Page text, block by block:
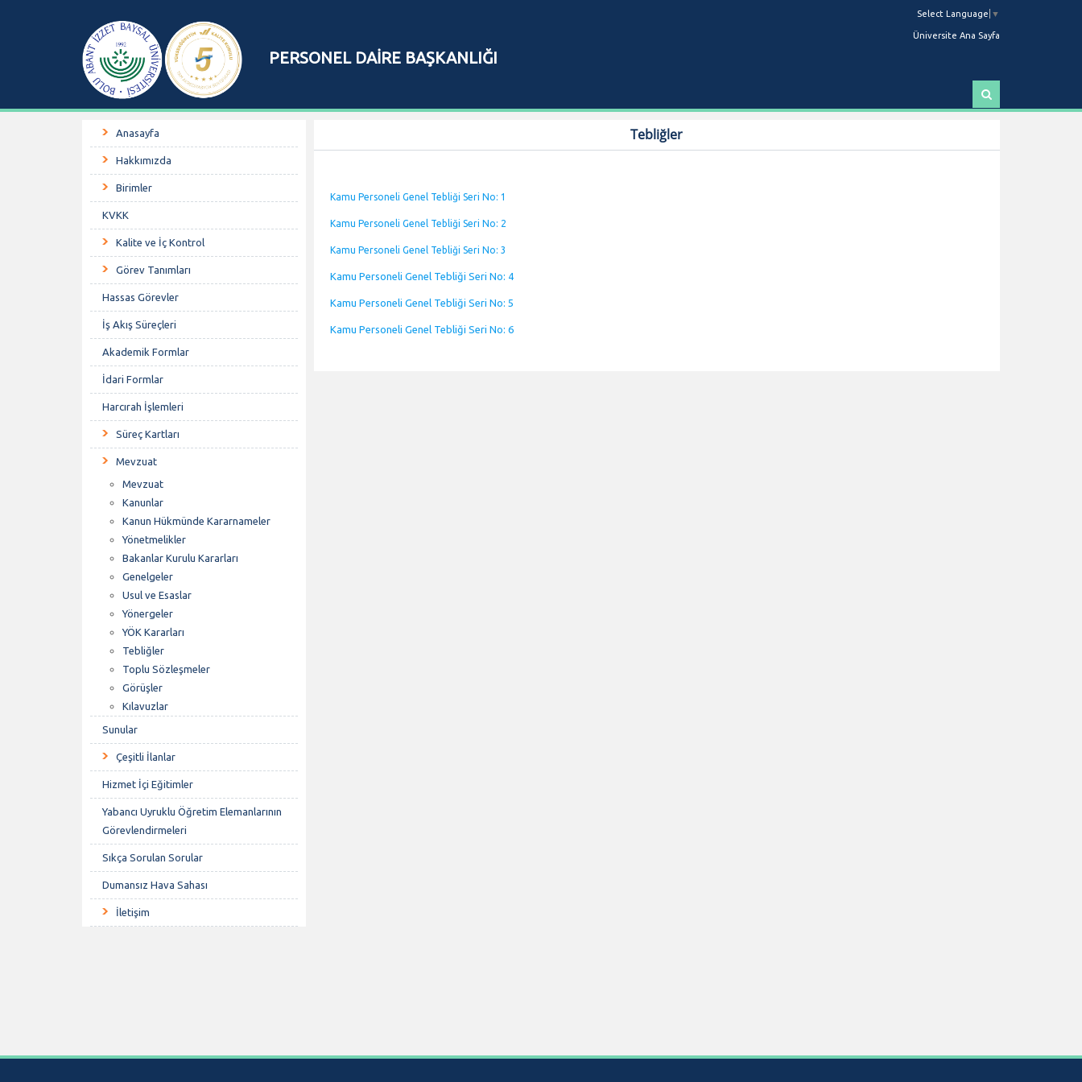
PERSONEL DAİRE BAŞKANLIĞI
Select Language ▼
Üniversite Ana Sayfa
r
Anasayfa
Hakkımızda
Birimler
KVKK
Kalite ve İç Kontrol
Görev Tanımları
Hassas Görevler
İş Akış Süreçleri
Akademik Formlar
İdari Formlar
Harcırah İşlemleri
Süreç Kartları
Mevzuat
Mevzuat
Kanunlar
Kanun Hükmünde Kararnameler
Yönetmelikler
Bakanlar Kurulu Kararları
Genelgeler
Usul ve Esaslar
Yönergeler
YÖK Kararları
Tebliğler
Toplu Sözleşmeler
Görüşler
Kılavuzlar
Sunular
Çeşitli İlanlar
Hizmet İçi Eğitimler
Yabancı Uyruklu Öğretim Elemanlarının
Görevlendirmeleri
Sıkça Sorulan Sorular
Dumansız Hava Sahası
İletişim
Tebliğler
Kamu Personeli Genel Tebliği Seri No: 1
Kamu Personeli Genel Tebliği Seri No: 2
Kamu Personeli Genel Tebliği Seri No: 3
Kamu Personeli Genel Tebliği Seri No: 4
Kamu Personeli Genel Tebliği Seri No: 5
Kamu Personeli Genel Tebliği Seri No: 6